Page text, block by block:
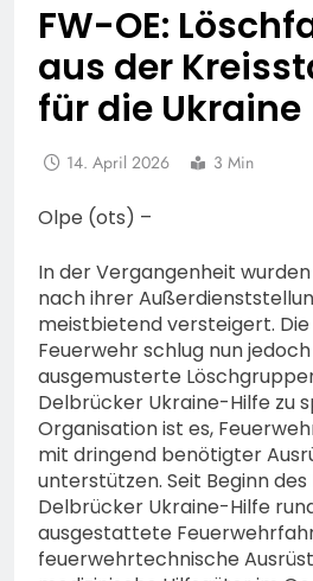
FW-OE:
aus der
für die Ukraine
14. April 2026 3 Min
Olpe (ots) –
In der Vergangenheit
nach ihrer
meistbietend versteigert.
Feuerwehr schlug nun
ausgemusterte
Delbrücker Ukraine-Hilfe zu
Organisation ist es,
mit dringend benötigter
unterstützen. Seit Beginn
Delbrücker Ukraine-Hilfe
ausgestattete
feuerwehrtechnische